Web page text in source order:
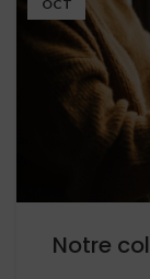
OCT
Notre